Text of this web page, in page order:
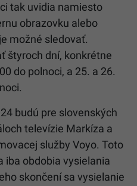
tak uvidia namiesto
obrazovku alebo
možné sledovať.
štyroch dní, konkrétne
do polnoci, a 25. a 26.
budú pre slovenských
televízie Markíza a
služby Voyo. Toto
iba obdobia vysielania
skončení sa vysielanie